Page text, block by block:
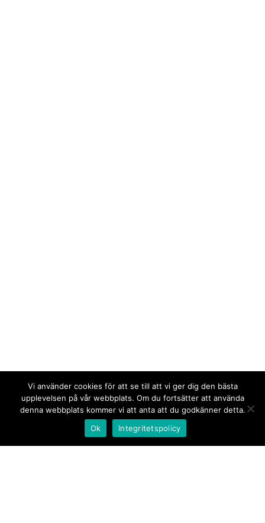
Vi använder cookies för att se till att vi ger dig den bästa
upplevelsen på vår webbplats. Om du fortsätter att använda
denna webbplats kommer vi att anta att du godkänner detta.
Ok
Integritetspolicy